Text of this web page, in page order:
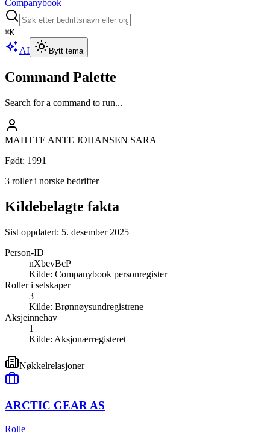
Companybook
⌘K
AI Bytt tema
Command Palette
Search for a command to run...
MAHTTE ANTE JOHANSEN SARA
Født: 1991
3 roller i norske bedrifter
Kildebelagte fakta
Sist oppdatert: 5. desember 2025
Person-ID
nXbevBcP
Kilde: Companybook personregister
Roller i selskaper
3
Kilde: Brønnøysundregistrene
Aksjeinnehav
1
Kilde: Aksjonærregisteret
Nøkkelrelasjoner
ARCTIC GEAR AS
Rolle